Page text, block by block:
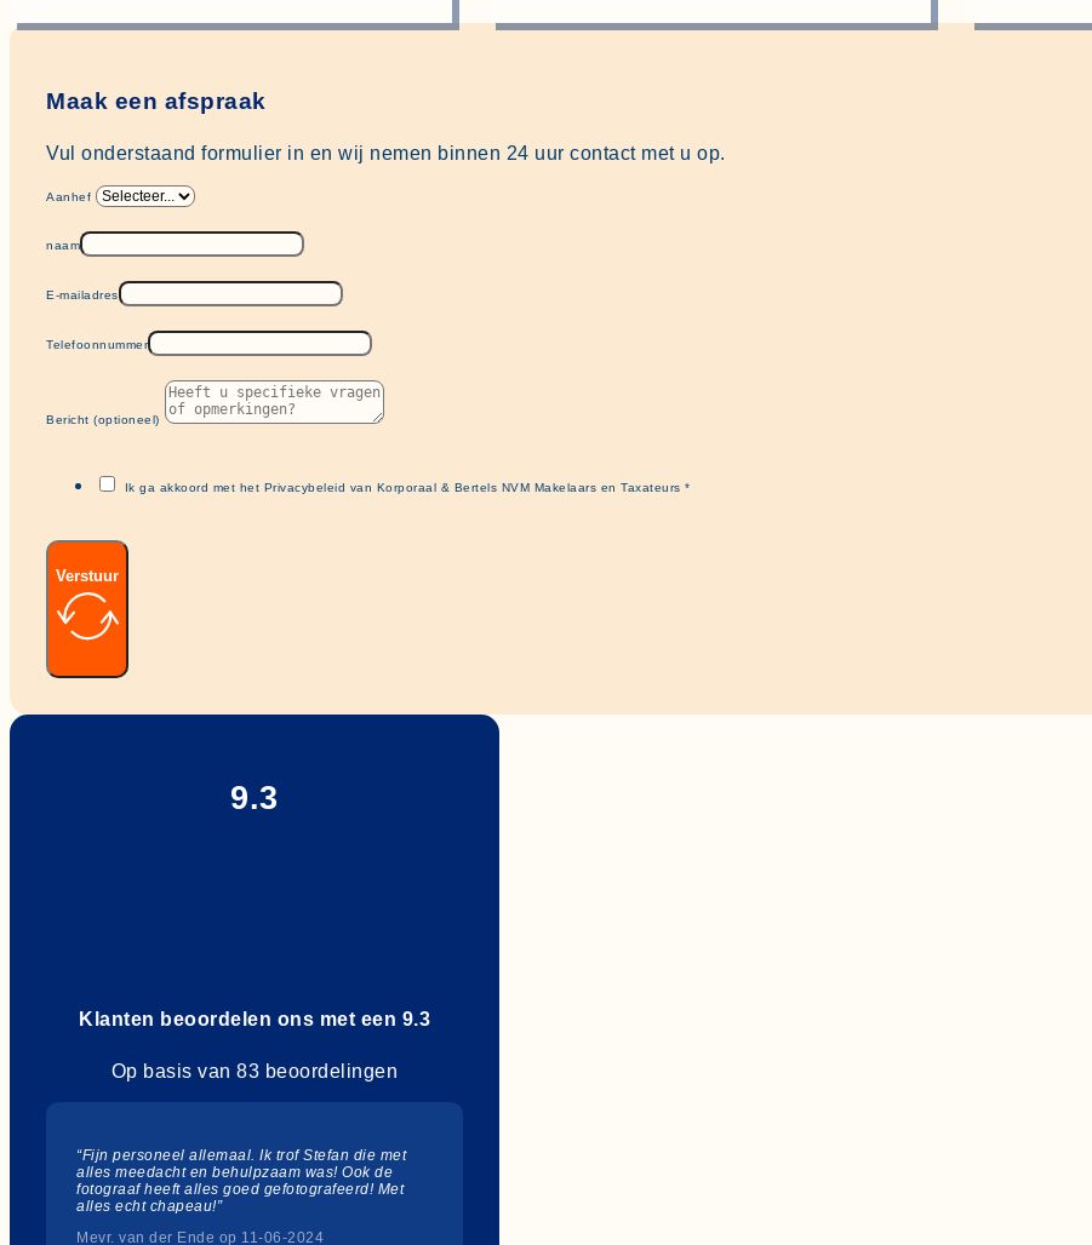
Maak een afspraak
Vul onderstaand formulier in en wij nemen binnen 24 uur contact met u op.
Aanhef
naam
E-mailadres
Telefoonnummer
Bericht (optioneel)
Ik ga akkoord met het Privacybeleid van Korporaal & Bertels NVM Makelaars en Taxateurs *
Verstuur
9.3
Klanten beoordelen ons met een 9.3
Op basis van 83 beoordelingen
“Fijn personeel allemaal. Ik trof Stefan die met
alles meedacht en behulpzaam was! Ook de
fotograaf heeft alles goed gefotografeerd! Met
alles echt chapeau!”
Mevr. van der Ende op 11-06-2024